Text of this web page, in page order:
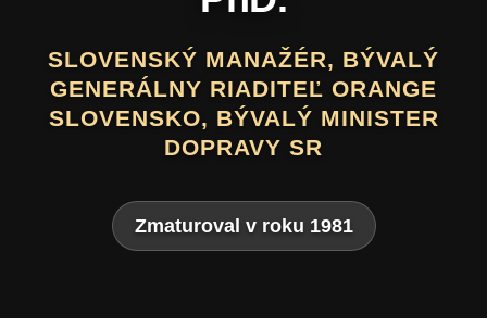
DRAMATIK, SCENÁRISTA, TEXTÁR,
VÝTVARNÍK A AUTOR LITERATÚRY
PRE DETI A MLÁDEŽ
Zmaturoval v roku 1975